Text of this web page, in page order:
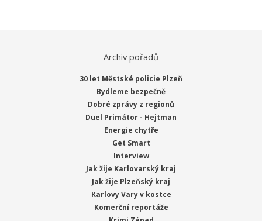
Archiv pořadů
30 let Městské policie Plzeň
Bydleme bezpečně
Dobré zprávy z regionů
Duel Primátor - Hejtman
Energie chytře
Get Smart
Interview
Jak žije Karlovarský kraj
Jak žije Plzeňský kraj
Karlovy Vary v kostce
Komerční reportáže